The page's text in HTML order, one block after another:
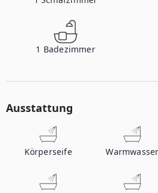
1 Badezimmer
Ausstattung
Körperseife Warmwasser